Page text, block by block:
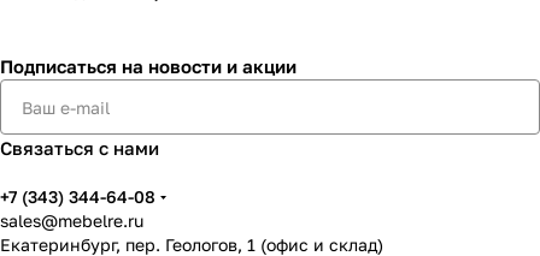
Подписаться на новости и акции
Связаться с нами
+7 (343) 344-64-08
sales@mebelre.ru
Екатеринбург, пер. Геологов, 1 (офис и склад)